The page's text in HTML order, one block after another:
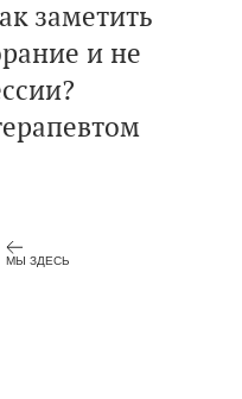
заметить
и не
МЫ ЗДЕСЬ